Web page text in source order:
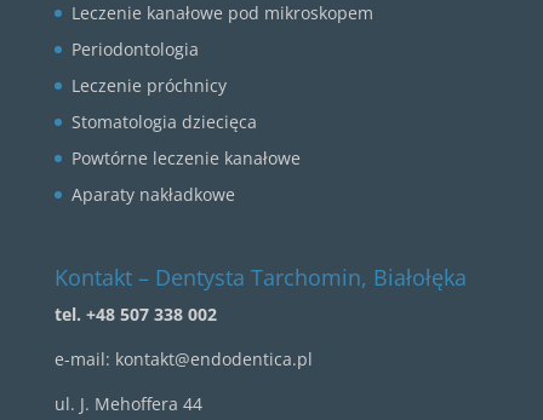
Leczenie kanałowe pod mikroskopem
Periodontologia
Leczenie próchnicy
Stomatologia dziecięca
Powtórne leczenie kanałowe
Aparaty nakładkowe
Kontakt – Dentysta Tarchomin, Białołęka
tel. +48 507 338 002
e-mail: kontakt@endodentica.pl
ul. J. Mehoffera 44